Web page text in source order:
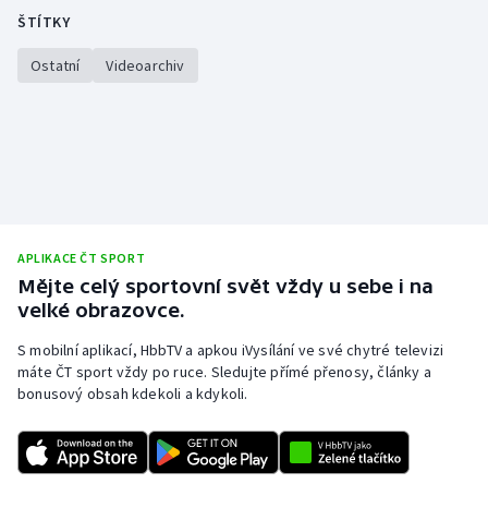
Olympijské hry
Parasport
Plavání
Ragby
ŠTÍTKY
Ostatní Videoarchiv
APLIKACE ČT SPORT
Mějte celý sportovní svět vždy u sebe i na
velké obrazovce.
S mobilní aplikací, HbbTV a apkou iVysílání ve své chytré televizi
máte ČT sport vždy po ruce. Sledujte přímé přenosy, články a
bonusový obsah kdekoli a kdykoli.